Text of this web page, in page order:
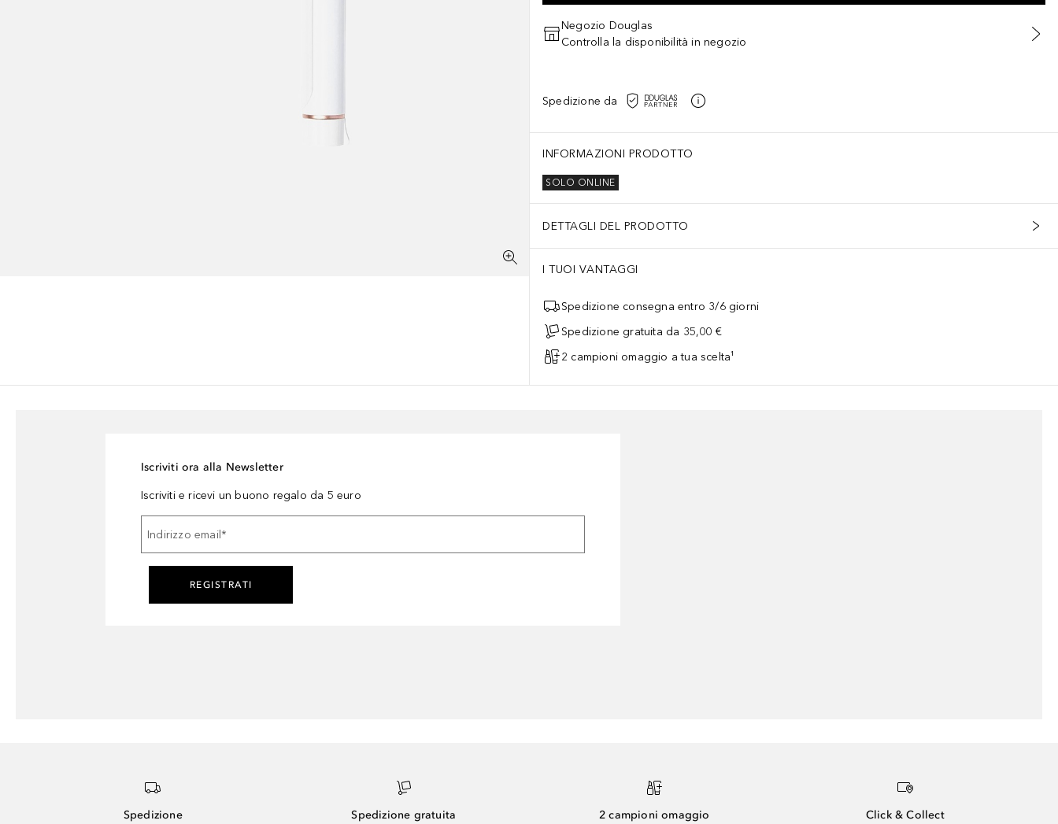
Negozio Douglas
Controlla la disponibilità in negozio
Spedizione da
INFORMAZIONI PRODOTTO
SOLO ONLINE
DETTAGLI DEL PRODOTTO
I TUOI VANTAGGI
Spedizione consegna entro 3/6 giorni
Spedizione gratuita da 35,00 €
2 campioni omaggio a tua scelta¹
Iscriviti ora alla Newsletter
Iscriviti e ricevi un buono regalo da 5 euro
Indirizzo email *
REGISTRATI
Spedizione
Spedizione gratuita
2 campioni omaggio
Click & Collect